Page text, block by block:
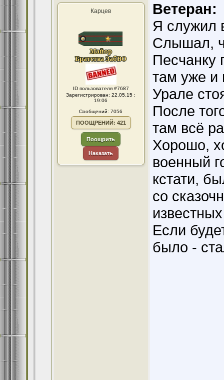
Карцев
ID пользователя #7687
Зарегистрирован: 22.05.15 :
19:06
Сообщений: 7056
ПООЩРЕНИЙ: 421
Поощрить
Наказать
Ветеран:
Я служил
Слышал,
Песчанку
там уже и
Урале
После
там всё
Хорошо,
военный
кстати,
со
Если
было -